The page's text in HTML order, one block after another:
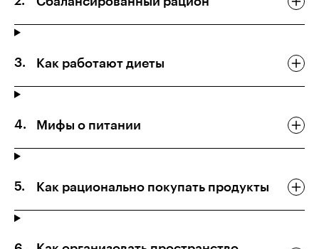
Как работают диеты
Мифы о питании
Как рационально покупать продукты